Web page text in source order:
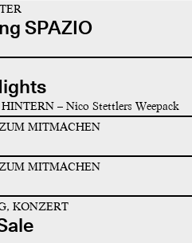
SPAZIO
– Nico Stettlers Weepack
MITMACHEN
MITMACHEN
KONZERT